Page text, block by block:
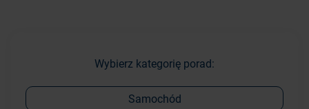
Wybierz kategorię porad:
Samochód